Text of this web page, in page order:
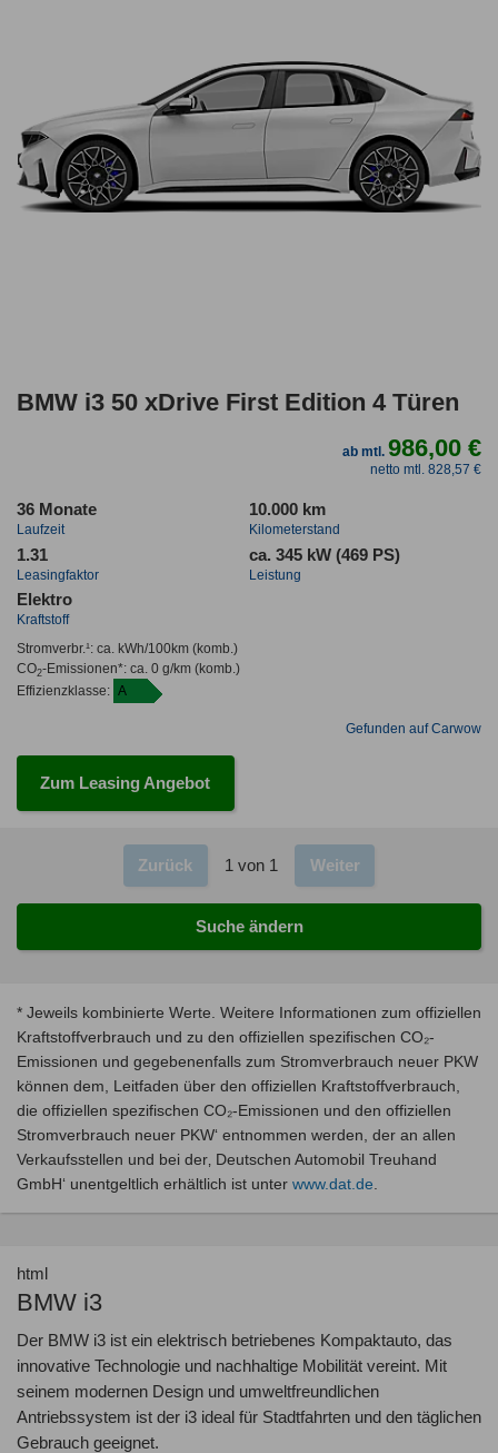
BMW i3 50 xDrive First Edition 4 Türen
ab mtl.986,00 €
netto mtl. 828,57 €
36 Monate
Laufzeit
10.000 km
Kilometerstand
1.31
Leasingfaktor
ca. 345 kW (469 PS)
Leistung
Elektro
Kraftstoff
Stromverbr.¹: ca. kWh/100km(komb.)
CO2-Emissionen*: ca. 0 g/km(komb.)
Effizienzklasse: A
Gefunden auf Carwow
Zum Leasing Angebot
Zurück 1 von 1 Weiter
Suche ändern
* Jeweils kombinierte Werte. Weitere Informationen zum offiziellen
Kraftstoffverbrauch und zu den offiziellen spezifischen CO₂-
Emissionen und gegebenenfalls zum Stromverbrauch neuer PKW
können dem, Leitfaden über den offiziellen Kraftstoffverbrauch,
die offiziellen spezifischen CO₂-Emissionen und den offiziellen
Stromverbrauch neuer PKW‘ entnommen werden, der an allen
Verkaufsstellen und bei der‚ Deutschen Automobil Treuhand
GmbH‘ unentgeltlich erhältlich ist unter www.dat.de
html
BMW i3
Der BMW i3 ist ein elektrisch betriebenes Kompaktauto, das
innovative Technologie und nachhaltige Mobilität vereint. Mit
seinem modernen Design und umweltfreundlichen
Antriebssystem ist der i3 ideal für Stadtfahrten und den täglichen
Gebrauch geeignet.